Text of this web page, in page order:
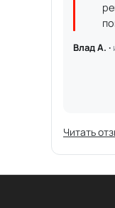
Влад А. ·
Читать